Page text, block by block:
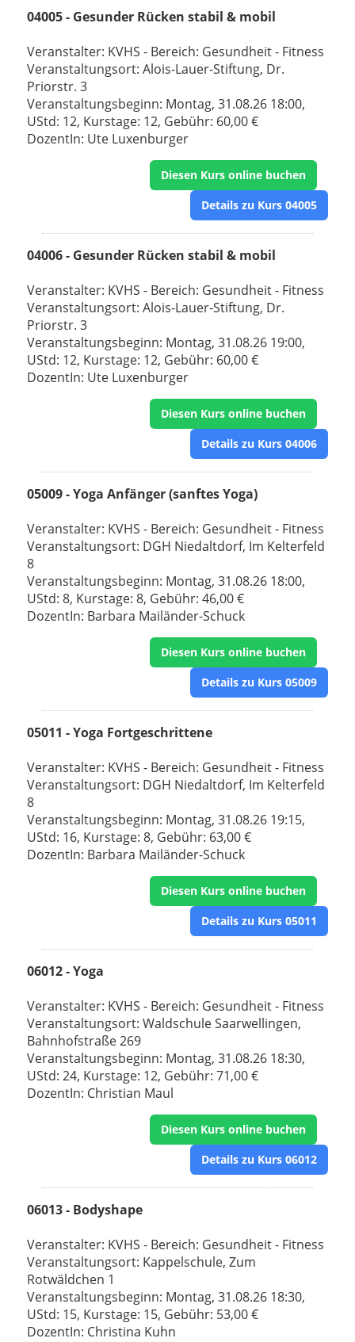
04005 - Gesunder Rücken stabil & mobil
Veranstalter: KVHS - Bereich: Gesundheit - Fitness
Veranstaltungsort: Alois-Lauer-Stiftung, Dr.
Priorstr. 3
Veranstaltungsbeginn: Montag, 31.08.26 18:00,
UStd: 12, Kurstage: 12, Gebühr: 60,00 €
DozentIn: Ute Luxenburger
Diesen Kurs online buchen
Details zu Kurs 04005
04006 - Gesunder Rücken stabil & mobil
Veranstalter: KVHS - Bereich: Gesundheit - Fitness
Veranstaltungsort: Alois-Lauer-Stiftung, Dr.
Priorstr. 3
Veranstaltungsbeginn: Montag, 31.08.26 19:00,
UStd: 12, Kurstage: 12, Gebühr: 60,00 €
DozentIn: Ute Luxenburger
Diesen Kurs online buchen
Details zu Kurs 04006
05009 - Yoga Anfänger (sanftes Yoga)
Veranstalter: KVHS - Bereich: Gesundheit - Fitness
Veranstaltungsort: DGH Niedaltdorf, Im Kelterfeld
8
Veranstaltungsbeginn: Montag, 31.08.26 18:00,
UStd: 8, Kurstage: 8, Gebühr: 46,00 €
DozentIn: Barbara Mailänder-Schuck
Diesen Kurs online buchen
Details zu Kurs 05009
05011 - Yoga Fortgeschrittene
Veranstalter: KVHS - Bereich: Gesundheit - Fitness
Veranstaltungsort: DGH Niedaltdorf, Im Kelterfeld
8
Veranstaltungsbeginn: Montag, 31.08.26 19:15,
UStd: 16, Kurstage: 8, Gebühr: 63,00 €
DozentIn: Barbara Mailänder-Schuck
Diesen Kurs online buchen
Details zu Kurs 05011
06012 - Yoga
Veranstalter: KVHS - Bereich: Gesundheit - Fitness
Veranstaltungsort: Waldschule Saarwellingen,
Bahnhofstraße 269
Veranstaltungsbeginn: Montag, 31.08.26 18:30,
UStd: 24, Kurstage: 12, Gebühr: 71,00 €
DozentIn: Christian Maul
Diesen Kurs online buchen
Details zu Kurs 06012
06013 - Bodyshape
Veranstalter: KVHS - Bereich: Gesundheit - Fitness
Veranstaltungsort: Kappelschule, Zum
Rotwäldchen 1
Veranstaltungsbeginn: Montag, 31.08.26 18:30,
UStd: 15, Kurstage: 15, Gebühr: 53,00 €
DozentIn: Christina Kuhn